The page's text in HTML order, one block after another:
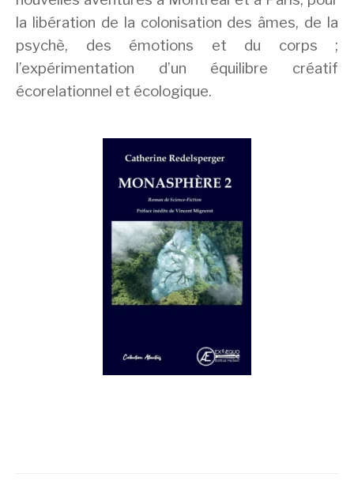
la libération de la colonisation des âmes, de la
psychè, des émotions et du corps ;
l’expérimentation d’un équilibre créatif
écorelationnel et écologique.